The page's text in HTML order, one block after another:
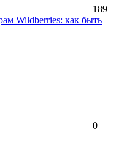
189
Wildberries: как быть
0